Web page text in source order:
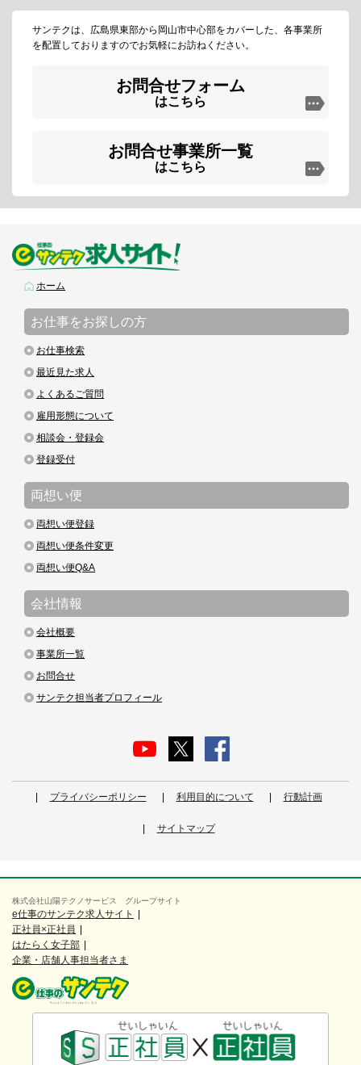
サンテクは、広島県東部から岡山市中心部をカバーした、各事業所
を配置しておりますのでお気軽にお訪ねください。
お問合せフォーム
はこちら
お問合せ事業所一覧
はこちら
ホーム
お仕事をお探しの方
お仕事検索
最近見た求人
よくあるご質問
雇用形態について
相談会・登録会
登録受付
両想い便
両想い便登録
両想い便条件変更
両想い便Q&A
会社情報
会社概要
事業所一覧
お問合せ
サンテク担当者プロフィール
プライバシーポリシー 利用目的について 行動計画
サイトマップ
株式会社山陽テクノサービス グループサイト
e仕事のサンテク求人サイト
正社員×正社員
はたらく女子部
企業・店舗人事担当者さま